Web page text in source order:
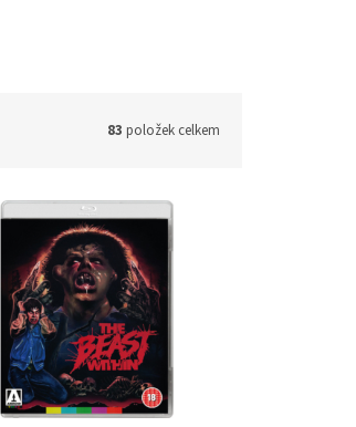
83 položek celkem